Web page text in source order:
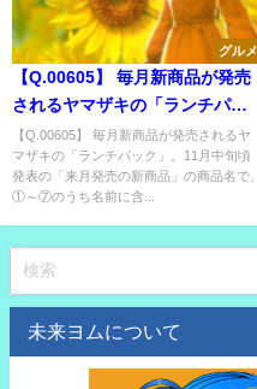
グルメ
【Q.00605】 毎月新商品が発売
されるヤマザキの「ランチパッ
ク」。11月中旬頃発表の「来月
発売の新商品」の商品名で、①
～⑦のうち名前に含まれる単語
【Q.00605】 毎月新商品が発売されるヤ
マザキの「ランチパック」。11月中旬頃
発表の「来月発売の新商品」の商品名で、
①～⑦のうち名前に含...
未来ヨムについて